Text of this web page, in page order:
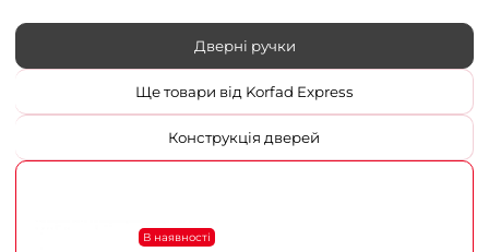
Дверні ручки
Ще товари від Korfad Express
Конструкція дверей
В наявності